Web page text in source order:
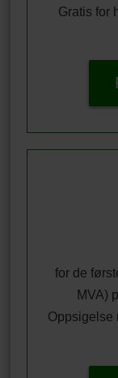
Gratis for
for de
MVA)
Oppsigelse